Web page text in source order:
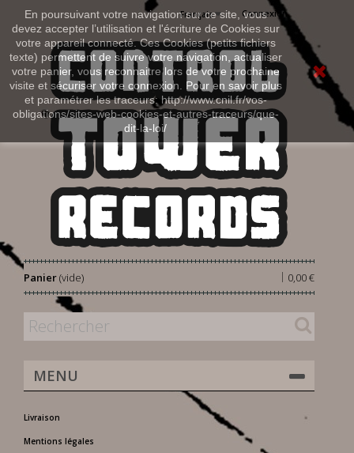
En poursuivant votre navigation sur ce site, vous
devez accepter l’utilisation et l'écriture de Cookies sur
votre appareil connecté. Ces Cookies (petits fichiers
texte) permettent de suivre votre navigation, actualiser
votre panier, vous reconnaitre lors de votre prochaine
visite et sécuriser votre connexion. Pour en savoir plus
et paramétrer les traceurs: http://www.cnil.fr/vos-
obligations/sites-web-cookies-et-autres-traceurs/que-
dit-la-loi/
Connexion
Français
Panier 0,00 €
|
(vide)
MENU
Livraison
Mentions légales